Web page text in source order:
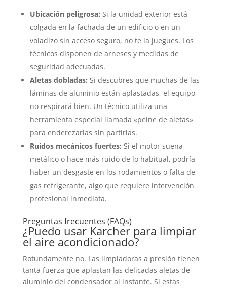
Ubicación peligrosa: Si la unidad exterior está
colgada en la fachada de un edificio o en un
voladizo sin acceso seguro, no te la juegues. Los
técnicos disponen de arneses y medidas de
seguridad adecuadas.
Aletas dobladas: Si descubres que muchas de las
láminas de aluminio están aplastadas, el equipo
no respirará bien. Un técnico utiliza una
herramienta especial llamada «peine de aletas»
para enderezarlas sin partirlas.
Ruidos mecánicos fuertes: Si el motor suena
metálico o hace más ruido de lo habitual, podría
haber un desgaste en los rodamientos o falta de
gas refrigerante, algo que requiere intervención
profesional inmediata.
Preguntas frecuentes (FAQs)
¿Puedo usar Karcher para limpiar
el aire acondicionado?
Rotundamente no. Las limpiadoras a presión tienen
tanta fuerza que aplastan las delicadas aletas de
aluminio del condensador al instante. Si estas